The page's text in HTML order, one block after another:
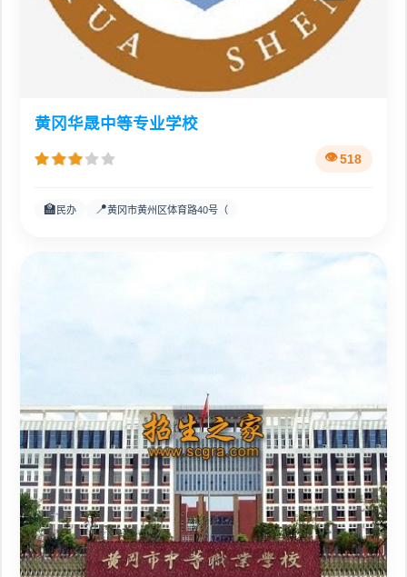
黄冈华晟中等专业学校
518
🏫 民办 📍黄冈市黄州区体育路40号（